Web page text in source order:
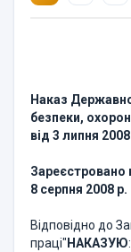
Наказ
безпеки,
від 3 липня
Зареєстровано
8 серпня 2008
Відповідно до
праці" НАКАЗУЮ: